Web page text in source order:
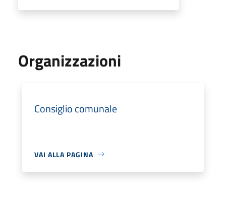
Organizzazioni
Consiglio comunale
VAI ALLA PAGINA